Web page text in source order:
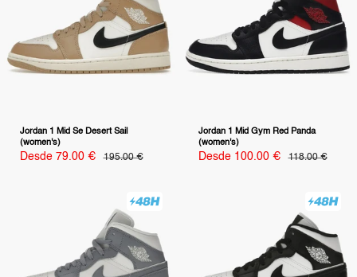
Jordan 1 Mid Se Desert Sail
(women's)
Precio
Desde 79.00 €
Precio
195.00 €
Jordan 1 Mid Gym Red Panda
(women's)
Precio
Desde 100.00 €
Precio
118.00 €